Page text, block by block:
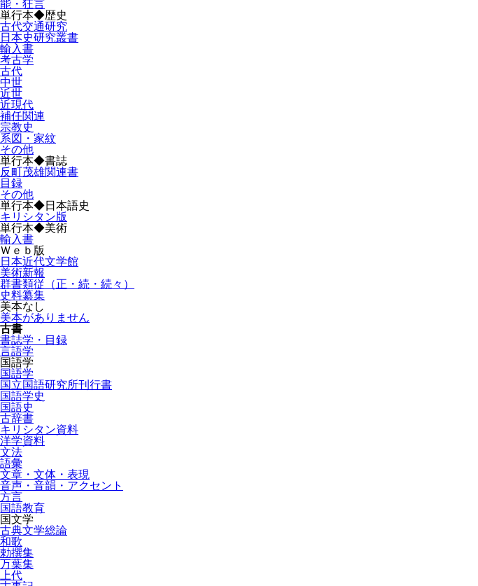
能・狂言
単行本◆歴史
古代交通研究
日本史研究叢書
輸入書
考古学
古代
中世
近世
近現代
補任関連
宗教史
系図・家紋
その他
単行本◆書誌
反町茂雄関連書
目録
その他
単行本◆日本語史
キリシタン版
単行本◆美術
輸入書
Ｗｅｂ版
日本近代文学館
美術新報
群書類従（正・続・続々）
史料纂集
美本なし
美本がありません
古書
書誌学・目録
言語学
国語学
国語学
国立国語研究所刊行書
国語学史
国語史
古辞書
キリシタン資料
洋学資料
文法
語彙
文章・文体・表現
音声・音韻・アクセント
方言
国語教育
国文学
古典文学総論
和歌
勅撰集
万葉集
上代